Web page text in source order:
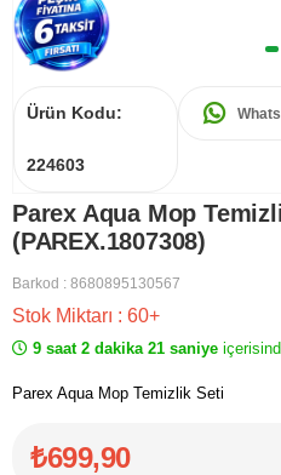
Ürün Kodu:
224603
Parex Aqua Mop
(PAREX.1807308)
Barkod : 8680895130567
Stok Miktarı : 60+
9 saat 2 dakika 21 saniye
Parex Aqua Mop Temizlik Seti
₺699,90